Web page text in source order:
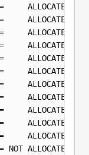
NOT